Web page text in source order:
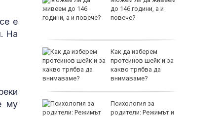
е
На
му
16+)
до 146 години, а и
повече?
Как да изберем
протеинов шейк и за
какво трябва да
внимаваме?
Психология за
родители: Режимът и